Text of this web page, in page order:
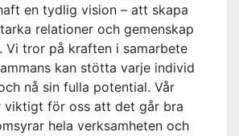
en tydlig vision – att skapa
relationer och gemenskap
Vi tror på kraften i samarbete
kan stötta varje individ
nå sin fulla potential. Vår
viktigt för oss att det går bra
hela verksamheten och